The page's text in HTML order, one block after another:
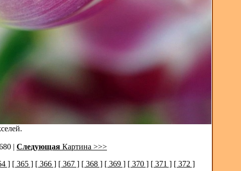
| Следующая Картина >>>
] [ 365 ] [ 366 ] [ 367 ] [ 368 ] [ 369 ] [ 370 ] [ 371 ] [ 372 ]